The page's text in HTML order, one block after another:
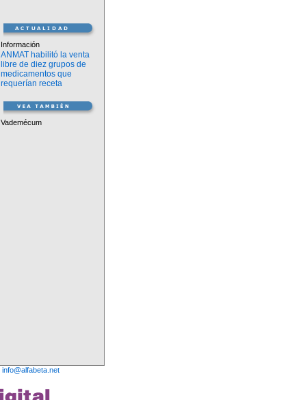
Información
ANMAT habilitó la venta
libre de diez grupos de
medicamentos que
requerían receta
Vademécum
info@alfabeta.net